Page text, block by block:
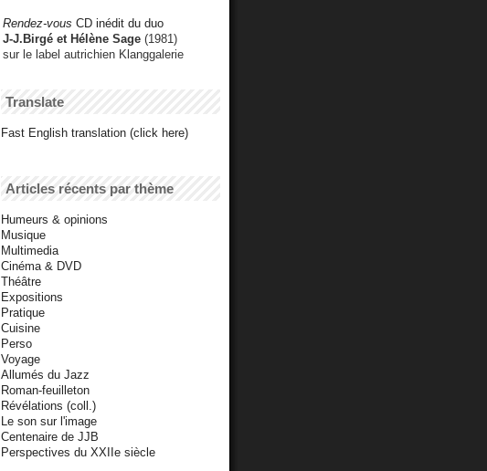
Rendez-vous CD inédit du duo
J-J.Birgé et Hélène Sage (1981)
sur le label autrichien Klanggalerie
Translate
Fast English translation (click here)
Articles récents par thème
Humeurs & opinions
Musique
Multimedia
Cinéma & DVD
Théâtre
Expositions
Pratique
Cuisine
Perso
Voyage
Allumés du Jazz
Roman-feuilleton
Révélations (coll.)
Le son sur l'image
Centenaire de JJB
Perspectives du XXIIe siècle